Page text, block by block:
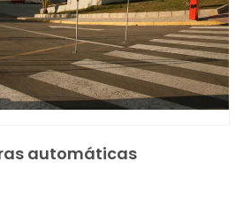
automáticas